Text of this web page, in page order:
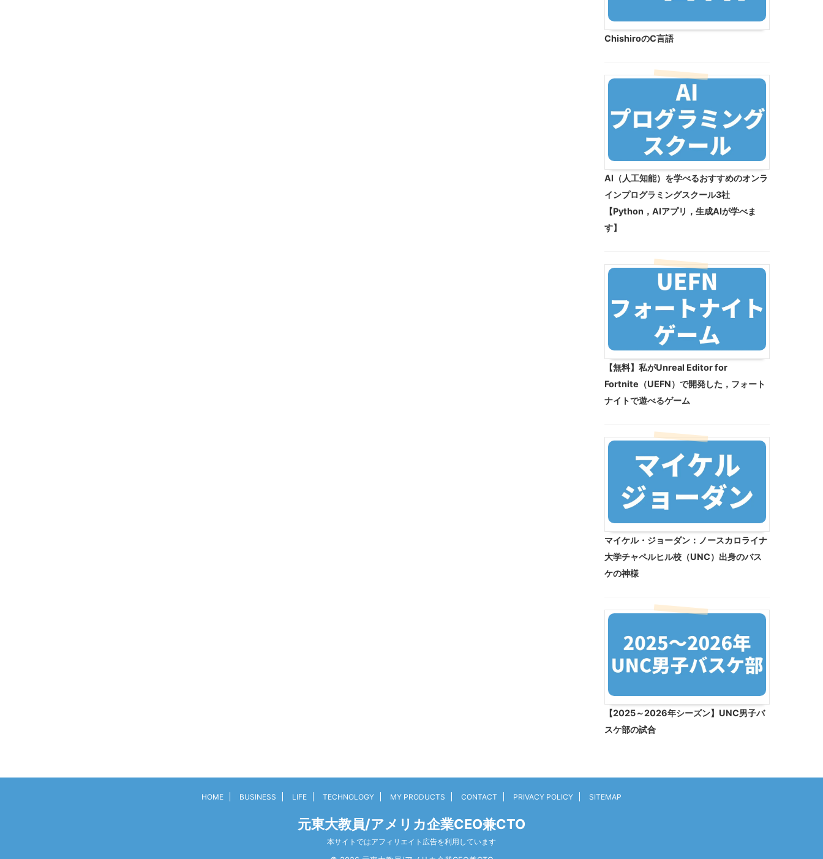
ChishiroのC言語
AI（人工知能）を学べるおすすめのオンラ
インプログラミングスクール3社
【Python，AIアプリ，生成AIが学べま
す】
【無料】私がUnreal Editor for
Fortnite（UEFN）で開発した，フォート
ナイトで遊べるゲーム
マイケル・ジョーダン：ノースカロライナ
大学チャペルヒル校（UNC）出身のバス
ケの神様
【2025～2026年シーズン】UNC男子バ
スケ部の試合
HOME BUSINESS LIFE TECHNOLOGY MY PRODUCTS CONTACT PRIVACY POLICY SITEMAP
元東大教員/アメリカ企業CEO兼CTO
本サイトではアフィリエイト広告を利用しています